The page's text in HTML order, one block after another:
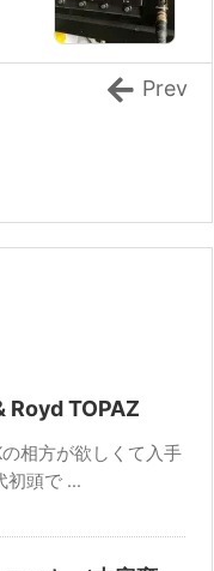
Prev
Royd TOPAZ
の相方が欲しくて入手
初頭で ...